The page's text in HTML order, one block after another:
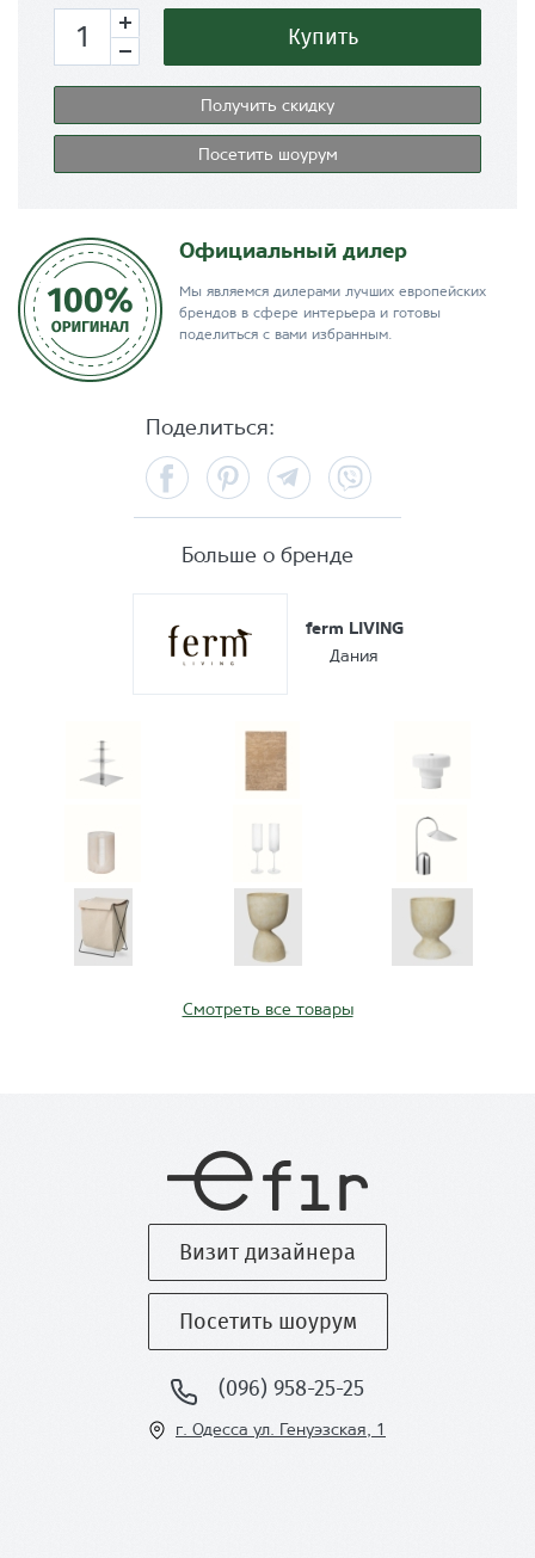
Купить
Получить скидку
Посетить шоурум
Официальный дилер
Мы являемся дилерами лучших европейских
брендов в сфере интерьера и готовы
поделиться с вами избранным.
Поделиться:
FacebookPinterest Telegram
Больше о бренде
ferm LIVING
Дания
Смотреть все товары
г. Одесса ул. Генуэзская, 1
(096) 958-25-25
Посетить шоурум
Визит дизайнера